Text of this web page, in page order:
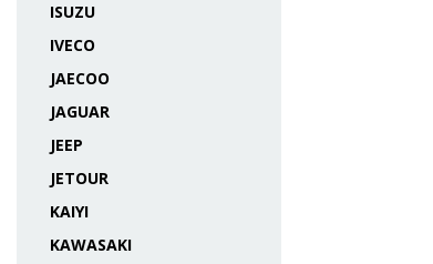
ISUZU
IVECO
JAECOO
JAGUAR
JEEP
JETOUR
KAIYI
KAWASAKI